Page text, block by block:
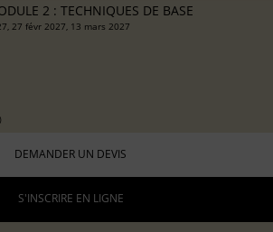
2 : TECHNIQUES DE BASE
27 févr 2027, 13 mars 2027
)
DEMANDER UN DEVIS
S'INSCRIRE EN LIGNE